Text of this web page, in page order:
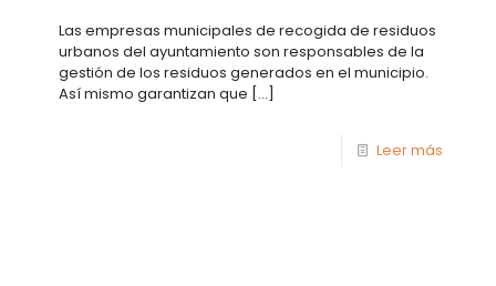
Las empresas municipales de recogida de residuos
urbanos del ayuntamiento son responsables de la
gestión de los residuos generados en el municipio.
Así mismo garantizan que […]
Leer más